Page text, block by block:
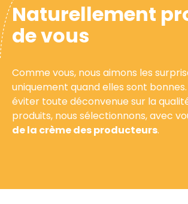
Naturellement
de vous
Comme vous, nous aimons les
uniquement quand elles sont
éviter toute déconvenue sur la
produits, nous sélectionnons, avec
de la crème des producteurs.